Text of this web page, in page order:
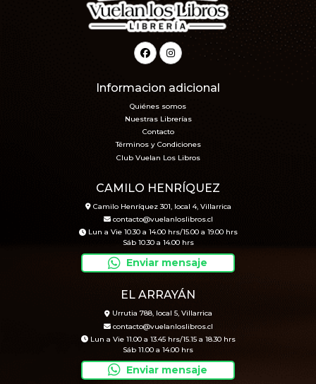
Informacion adicional
Quiénes somos
Nuestras Librerías
Contacto
Términos y Condiciones
Club Vuelan Los Libros
CAMILO HENRÍQUEZ
Camilo Henríquez 301, local 4, Villarrica
contacto@vuelanloslibros.cl
Lun a Vie 10.30 a 14.00 hrs/15.00 a 19.00 hrs
Sáb 10.30 a 14.00 hrs
Enviar mensaje
EL ARRAYÁN
Urrutia 788, local 5, Villarrica
contacto@vuelanloslibros.cl
Lun a Vie 11.00 a 13.45 hrs/15.15 a 18.30 hrs
Sáb 11.00 a 14.00 hrs
Enviar mensaje